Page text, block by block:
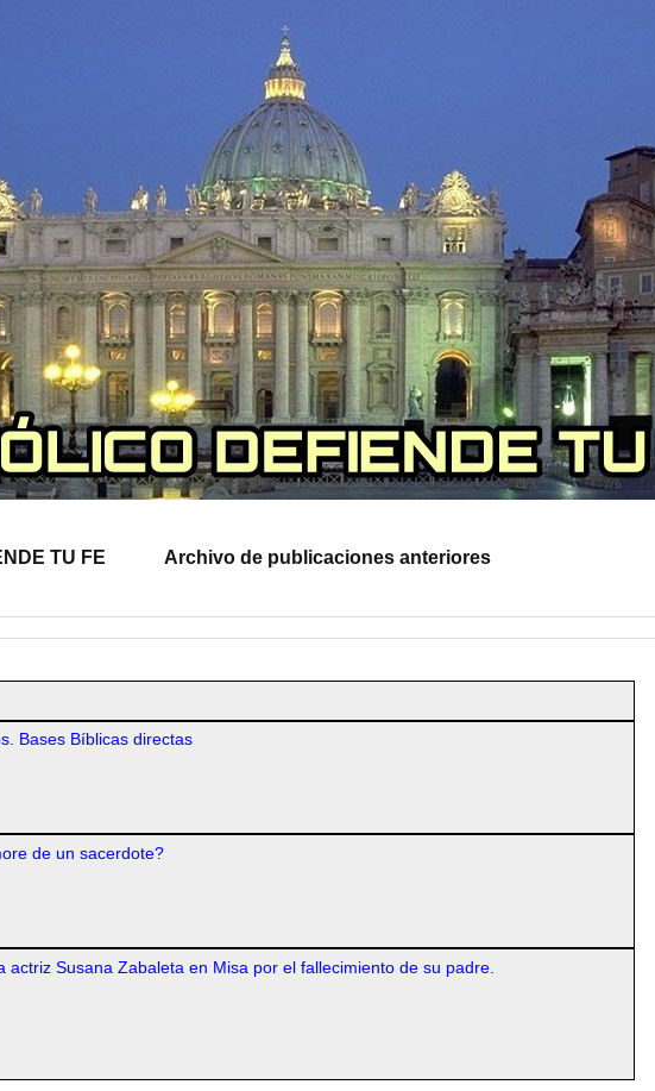
TU FE Archivo de publicaciones anteriores
Bases Bíblicas directas
de un sacerdote?
Susana Zabaleta en Misa por el fallecimiento de su padre.